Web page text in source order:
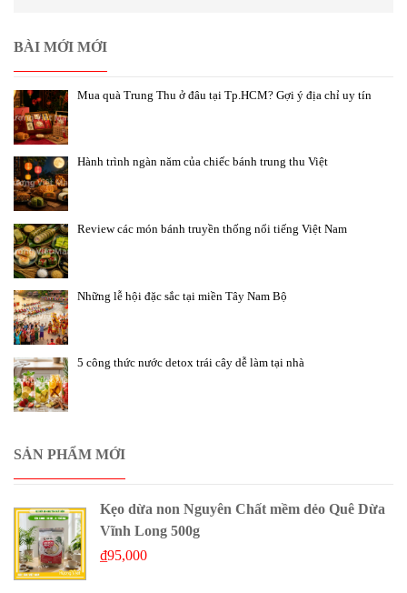
BÀI MỚI MỚI
Mua quà Trung Thu ở đâu tại Tp.HCM? Gợi ý địa chỉ uy tín
Hành trình ngàn năm của chiếc bánh trung thu Việt
Review các món bánh truyền thống nổi tiếng Việt Nam
Những lễ hội đặc sắc tại miền Tây Nam Bộ
5 công thức nước detox trái cây dễ làm tại nhà
SẢN PHẨM MỚI
Kẹo dừa non Nguyên Chất mềm dẻo Quê Dừa
Vĩnh Long 500g
₫95,000